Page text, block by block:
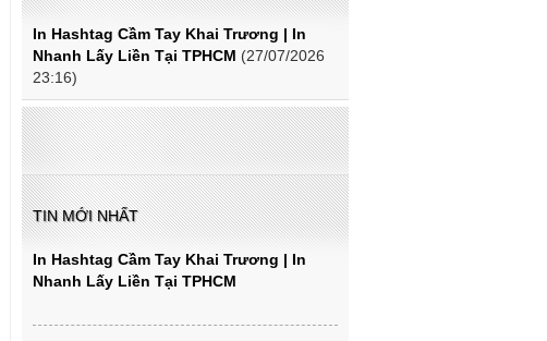
In Hashtag Cầm Tay Khai Trương | In
Nhanh Lấy Liền Tại TPHCM (27/07/2026
23:16)
TIN MỚI NHẤT
In Hashtag Cầm Tay Khai Trương | In
Nhanh Lấy Liền Tại TPHCM